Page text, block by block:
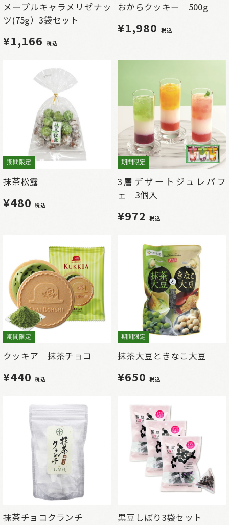
メープルキャラメリゼナッ
ツ(75g）3袋セット
¥1,166 税込
おからクッキー 500g
¥1,980 税込
期間限定
抹茶松露
¥480税込
期間限定
3層デザートジュレパフ
ェ 3個入
¥972税込
期間限定
クッキア 抹茶チョコ
¥440税込
期間限定
抹茶大豆ときなこ大豆
¥650税込
抹茶チョコクランチ 黒豆しぼり3袋セット